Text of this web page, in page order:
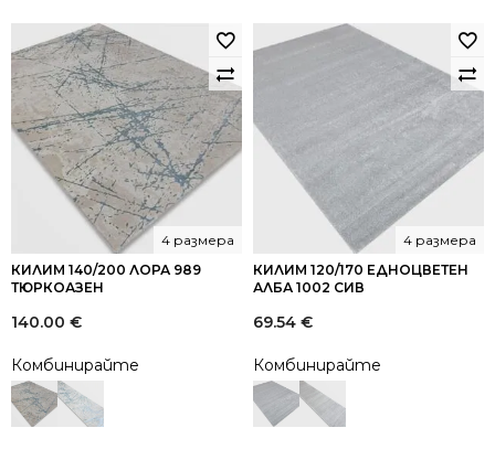
КИЛИМ 140/200 ЛОРА 989
ТЮРКОАЗЕН
4 размера
140.00 €
Комбинирайте
КИЛИМ 120/170 ЕДНОЦВЕТЕН
АЛБА 1002 СИВ
4 размера
69.54 €
Комбинирайте